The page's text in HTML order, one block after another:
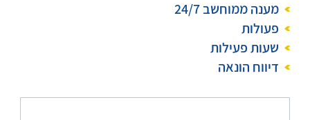
מענה ממוחשב 24/7
פעולות
שעות פעילות
דיווח הונאה